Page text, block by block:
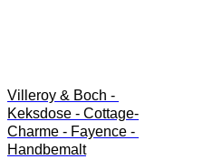
Villeroy & Boch -
Keksdose - Cottage-
Charme - Fayence -
Handbemalt